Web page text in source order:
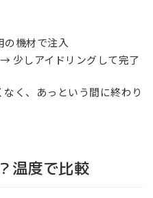
の機材で注入
少しアイドリングして完了
く、あっという間に終わり
温度で比較